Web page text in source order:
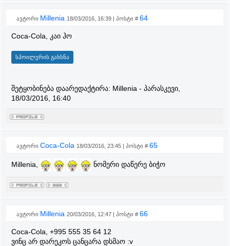
ავტორი Millenia 18/03/2016, 16:39 | პოსტი # 64
Coca-Cola, კაი ჰო
შეტყობინება დაარედაქტირა: Millenia - პარასკევი,
18/03/2016, 16:40
ავტორი Coca-Cola 18/03/2016, 23:45 | პოსტი # 65
Millenia, ნომერი დაწერე ბიჭო
ავტორი Millenia 20/03/2016, 12:47 | პოსტი # 66
Coca-Cola, +995 555 35 64 12
ვინც არ დარეკოს ცანცარა დსმაო :v